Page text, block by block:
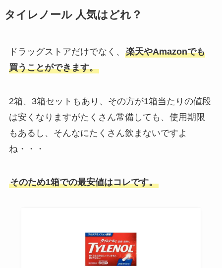
マルセイバターサンドの買える場
など売ってる場所を調査！
タイレノール 人気はどれ？
ドラッグストアだけでなく、 楽天やAmazonでも
買うことができます。
2箱、3箱セットもあり、その方が1箱当たりの値段
は安くなりますがたくさん常備しても、使用期限
もあるし、そんなにたくさん飲まないですよ
ね・・・
そのため1箱での最安値はコレです。